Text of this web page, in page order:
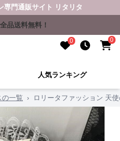
専門通販サイト リタリタ
品送料無料！
0 0
人気ランキング
の一覧 › ロリータファッション 天